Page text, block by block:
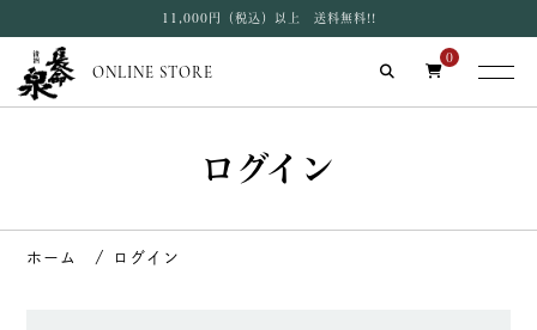
11,000円（税込）以上 送料無料!!
ONLINE STORE
0
ログイン
ログイン